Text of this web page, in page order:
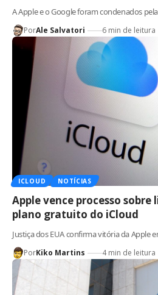
A Apple e o Google foram condenados
PorAle Salvatori 6 min de leitura
ICLOUD NOTÍCIAS
Apple vence processo sobre
plano gratuito do iCloud
Justiça dos EUA confirma vitória da Apple
PorKiko Martins 4 min de leitura